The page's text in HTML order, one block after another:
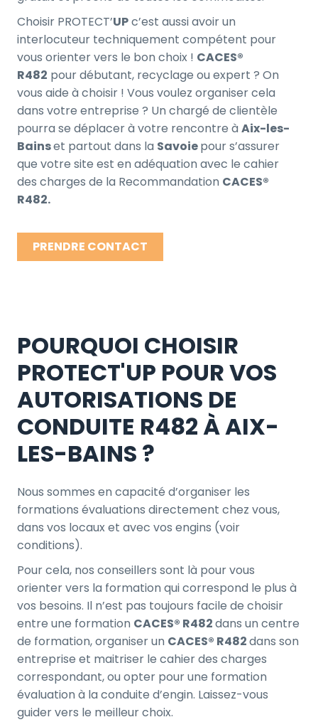
Choisir PROTECT’UPc’est aussi avoir un
interlocuteur techniquement compétent pour
vous orienter vers le bon choix ! CACES®
R482 pour débutant, recyclage ou expert ? On
vous aide à choisir ! Vous voulez organiser cela
dans votre entreprise ? Un chargé de clientèle
pourra se déplacer à votre rencontre à Aix-les-
Bainset partout dans la Savoiepour s’assurer
que votre site est en adéquation avec le cahier
des charges de la Recommandation CACES®
R482.
PRENDRE CONTACT
POURQUOI CHOISIR
PROTECT'UP POUR VOS
AUTORISATIONS DE
CONDUITE R482 À AIX-
LES-BAINS ?
Nous sommes en capacité d’organiser les
formations évaluations directement chez vous,
dans vos locaux et avec vos engins (voir
conditions).
Pour cela, nos conseillers sont là pour vous
orienter vers la formation qui correspond le plus à
vos besoins. Il n’est pas toujours facile de choisir
entre une formation CACES® R482dans un centre
de formation, organiser un CACES® R482dans son
entreprise et maitriser le cahier des charges
correspondant, ou opter pour une formation
évaluation à la conduite d’engin. Laissez-vous
guider vers le meilleur choix.